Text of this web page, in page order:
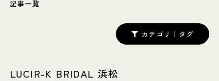
記事一覧
カテゴリ｜タグ
LUCIR-K BRIDAL 浜松